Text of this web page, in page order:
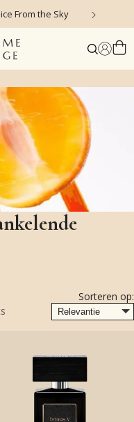
From the Sky
Sorteren op: